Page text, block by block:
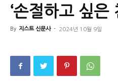
‘손절하고 싶은
By 지스트 신문사 - 2024년 10월 9일